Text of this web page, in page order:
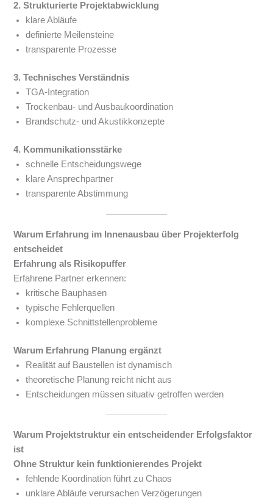
2. Strukturierte Projektabwicklung
klare Abläufe
definierte Meilensteine
transparente Prozesse
3. Technisches Verständnis
TGA-Integration
Trockenbau- und Ausbaukoordination
Brandschutz- und Akustikkonzepte
4. Kommunikationsstärke
schnelle Entscheidungswege
klare Ansprechpartner
transparente Abstimmung
Warum Erfahrung im Innenausbau über Projekterfolg
entscheidet
Erfahrung als Risikopuffer
Erfahrene Partner erkennen:
kritische Bauphasen
typische Fehlerquellen
komplexe Schnittstellenprobleme
Warum Erfahrung Planung ergänzt
Realität auf Baustellen ist dynamisch
theoretische Planung reicht nicht aus
Entscheidungen müssen situativ getroffen werden
Warum Projektstruktur ein entscheidender Erfolgsfaktor
ist
Ohne Struktur kein funktionierendes Projekt
fehlende Koordination führt zu Chaos
unklare Abläufe verursachen Verzögerungen